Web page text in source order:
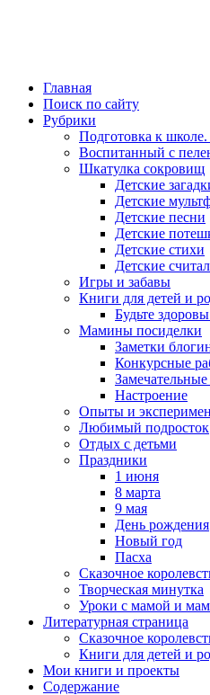
Главная
Поиск по сайту
Рубрики
Подготовка к
Воспитанный с
Шкатулка сокровищ
Детские
Детские
Детские песни
Детские
Детские стихи
Детские
Игры и забавы
Книги для детей и
Будьте
Мамины посиделки
Заметки
Конкурсные
Настроение
Опыты и
Любимый подросток
Отдых с детьми
Праздники
1 июня
8 марта
9 мая
День рождения
Новый год
Пасха
Сказочное
Творческая минутка
Уроки с мамой и
Литературная страница
Сказочное
Книги для детей и
Мои книги и проекты
Содержание